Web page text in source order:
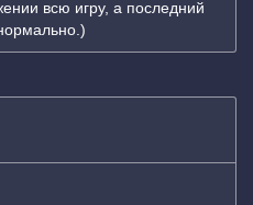
всю игру, а последний